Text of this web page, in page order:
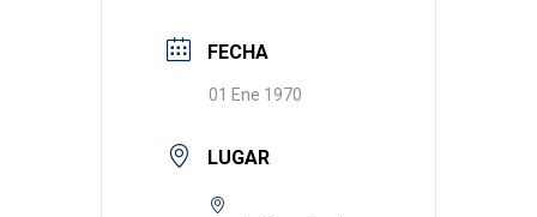
FECHA
01 Ene 1970
LUGAR